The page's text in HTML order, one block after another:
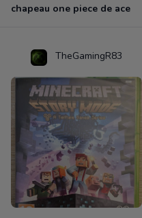
chapeau one piece de ace
TheGamingR83